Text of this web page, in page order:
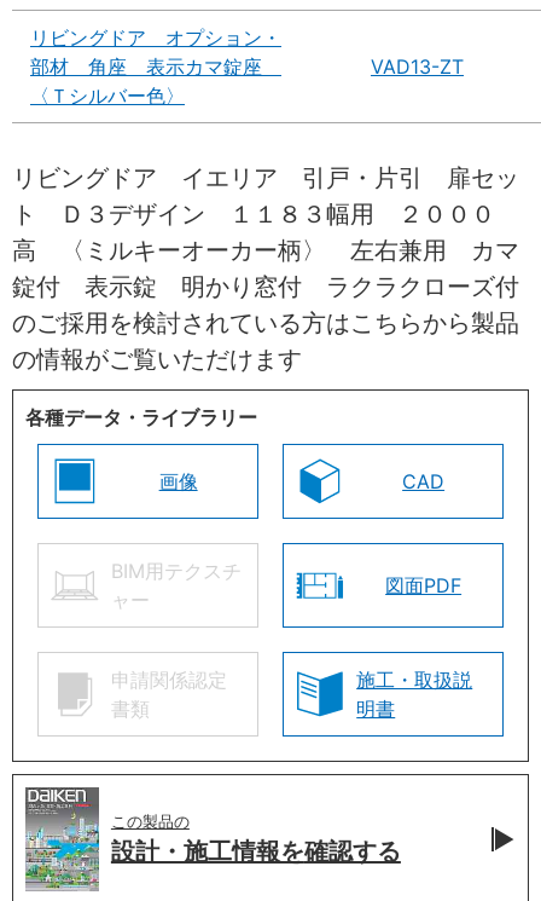
リビングドア オプション・
部材 角座 表示カマ錠座
〈Ｔシルバー色〉
VAD13-ZT
リビングドア イエリア 引戸・片引 扉セッ
ト Ｄ３デザイン １１８３幅用 ２０００
高 〈ミルキーオーカー柄〉 左右兼用 カマ
錠付 表示錠 明かり窓付 ラクラクローズ付
のご採用を検討されている方はこちらから製品
の情報がご覧いただけます
各種データ・ライブラリー
画像 CAD
BIM用テクスチ
ャー
図面PDF
申請関係認定
書類
施工・取扱説
明書
この製品の
設計・施工情報を確認する